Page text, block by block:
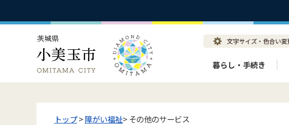
暮らし・手続き
トップ>障がい福祉> その他のサービス